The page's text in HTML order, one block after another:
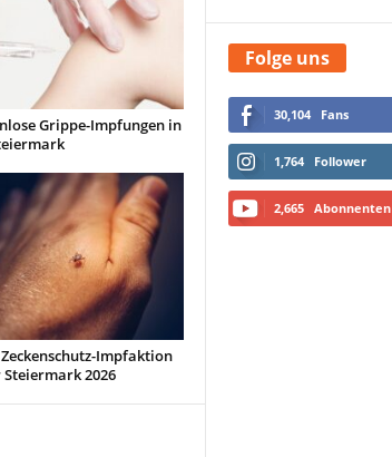
Grippe-Impfungen in
Zeckenschutz-Impfaktion
Steiermark 2026
Folge uns
30,104 Fans
1,764 Follower
2,665 Abonnenten